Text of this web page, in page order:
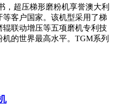
，超压梯形磨粉机享誉澳大利
客户国家。该机型采用了梯
联动增压等五项磨机专利技
的世界最高水平。TGM系列